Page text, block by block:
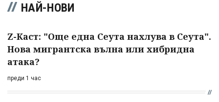
НАЙ-НОВИ
Z-Каст: "Още една Сеута нахлува в Сеута".
Нова мигрантска вълна или хибридна
атака?
преди 1 час